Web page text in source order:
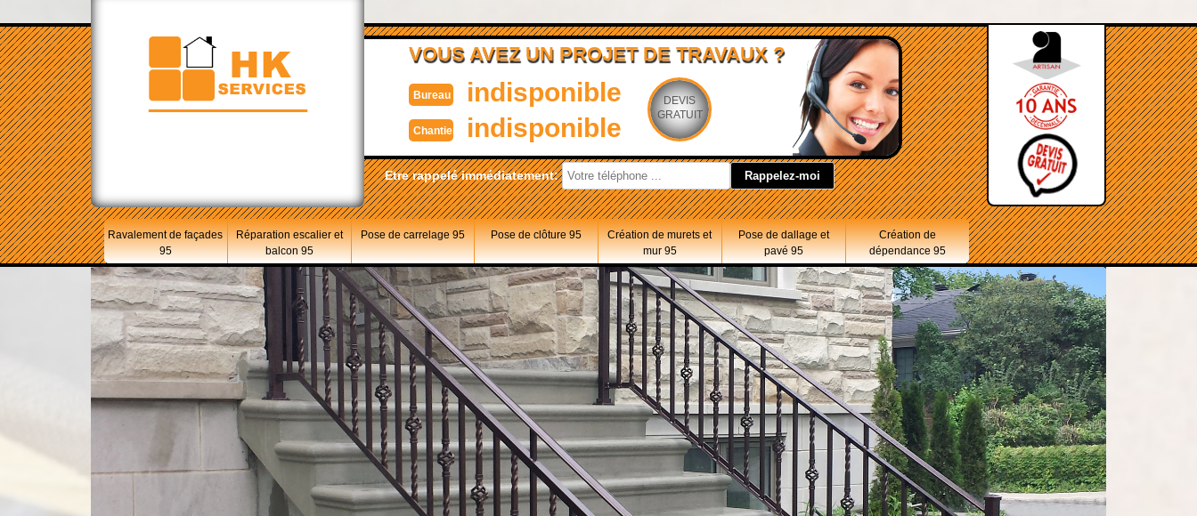
VOUS AVEZ UN PROJET DE TRAVAUX ?
Bureau indisponible
Chantier indisponible
DEVIS
GRATUIT
Etre rappelé immédiatement:
Ravalement de façades
95
Réparation escalier et
balcon 95
Pose de carrelage 95 Pose de clôture 95
Création de murets et
mur 95
Pose de dallage et
pavé 95
Création de
dépendance 95